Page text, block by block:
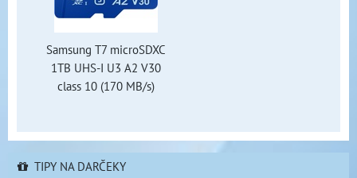
Samsung T7 microSDXC
1TB UHS-I U3 A2 V30
class 10 (170 MB/s)
TIPY NA DARČEKY